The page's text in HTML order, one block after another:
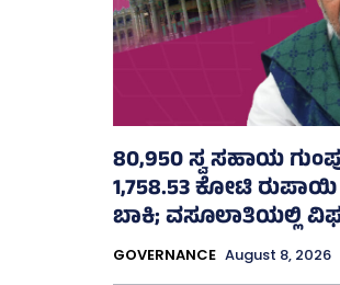
80,950 ಸ್ವ ಸಹಾಯ
1,758.53 ಕೋಟಿ
ಬಾಕಿ; ವಸೂಲಾತಿಯಲ್ಲಿ
GOVERNANCE August 8, 2026